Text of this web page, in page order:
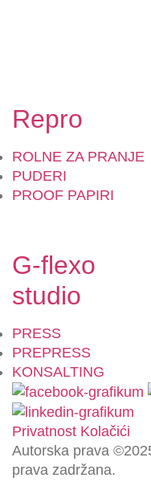
Repro
ROLNE ZA PRANJE
PUDERI
PROOF PAPIRI
G-flexo
studio
PRESS
PREPRESS
KONSALTING
Privatnost Kolačići
Autorska prava
prava zadržana.